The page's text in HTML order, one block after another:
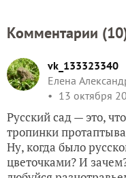
Комментарии (10
vk_133323340
Елена
13 октября
Русский сад — это,
тропинки
Ну, когда было
цветочками? И